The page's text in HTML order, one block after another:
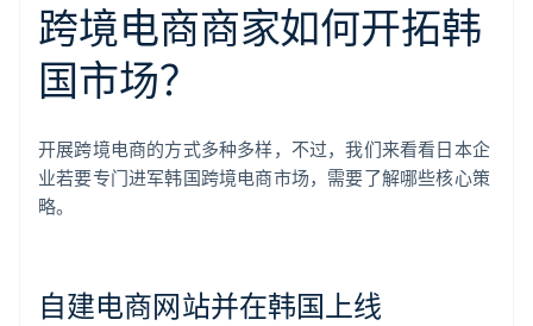
跨境电商商家如何开拓韩
国市场？
开展跨境电商的方式多种多样，不过，我们来看看日本企
业若要专门进军韩国跨境电商市场，需要了解哪些核心策
略。
自建电商网站并在韩国上线